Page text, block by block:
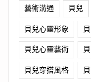
藝術溝通 貝兒
貝兒心靈形象
貝兒心靈藝術
貝兒穿搭風格